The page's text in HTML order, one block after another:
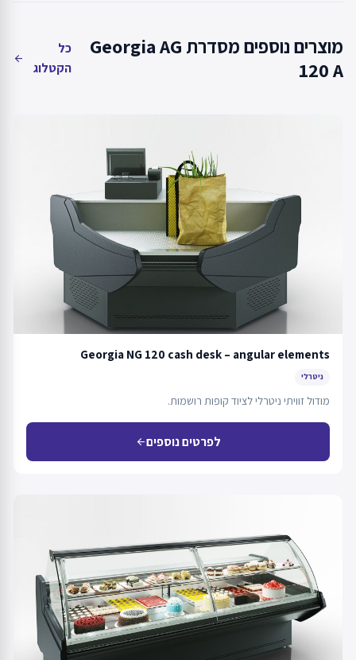
מוצרים נוספים מסדרת Georgia AG
120 A
כל
הקטלוג
arrow_back
Georgia NG 120 cash desk – angular elements
ניטרלי
מודול זוויתי ניטרלי לציוד קופות רושמות.
לפרטים נוספיםarrow_back